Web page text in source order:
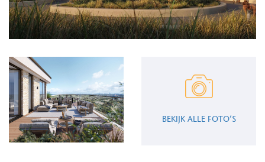
BEKIJK ALLE FOTO’S